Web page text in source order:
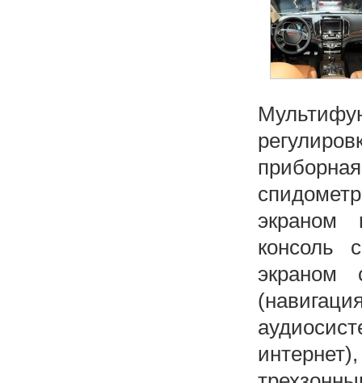
экраном
консоль
экраном